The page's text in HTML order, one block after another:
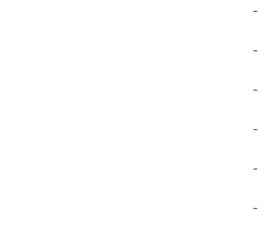
-
-
-
-
-
-